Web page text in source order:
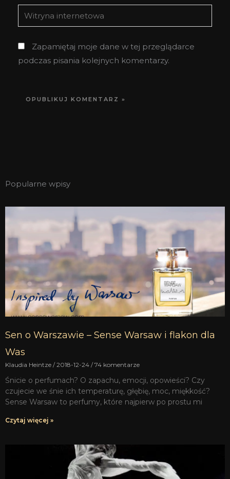
Witryna
internetowa
Zapamiętaj moje dane w tej przeglądarce
podczas pisania kolejnych komentarzy.
Popularne wpisy
Sen o Warszawie – Sense Warsaw i flakon dla
Was
Klaudia Heintze 2018-12-24 74 komentarze
Śnicie o perfumach? O zapachu, emocji, opowieści? Czy
czujecie we śnie ich temperaturę, głębię, moc, miękkość?
Sense Warsaw to perfumy, które najpierw po prostu mi
Czytaj więcej »